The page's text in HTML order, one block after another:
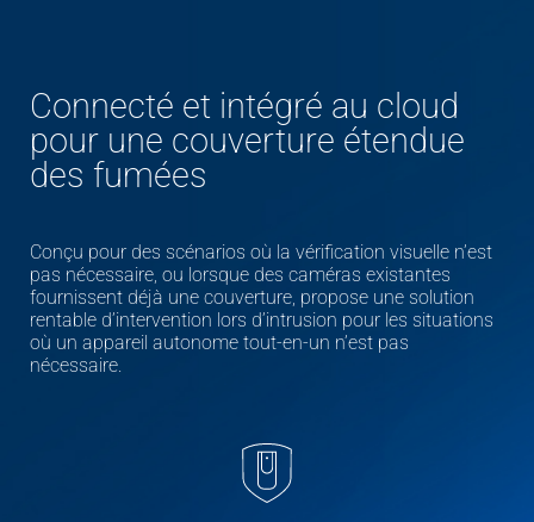
Connecté et intégré au cloud
pour une couverture étendue
des fumées
Conçu pour des scénarios où la vérification visuelle n’est
pas nécessaire, ou lorsque des caméras existantes
fournissent déjà une couverture, propose une solution
rentable d’intervention lors d’intrusion pour les situations
où un appareil autonome tout-en-un n’est pas
nécessaire.​